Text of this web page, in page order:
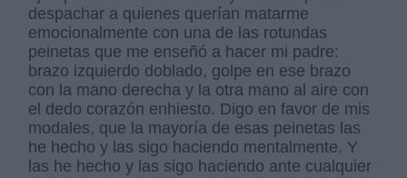
despachar a quienes querían matarme
emocionalmente con una de las rotundas
peinetas que me enseñó a hacer mi padre:
brazo izquierdo doblado, golpe en ese brazo
con la mano derecha y la otra mano al aire con
el dedo corazón enhiesto. Digo en favor de mis
modales, que la mayoría de esas peinetas las
he hecho y las sigo haciendo mentalmente. Y
las he hecho y las sigo haciendo ante cualquier